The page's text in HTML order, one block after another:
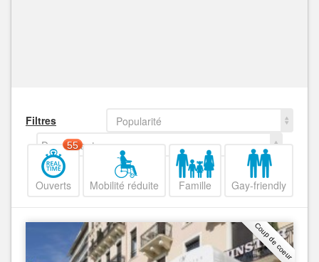
Filtres
Popularité
Decroissant
Ouverts
55
Mobilité réduite Famille Gay-friendly
Coup de coeur